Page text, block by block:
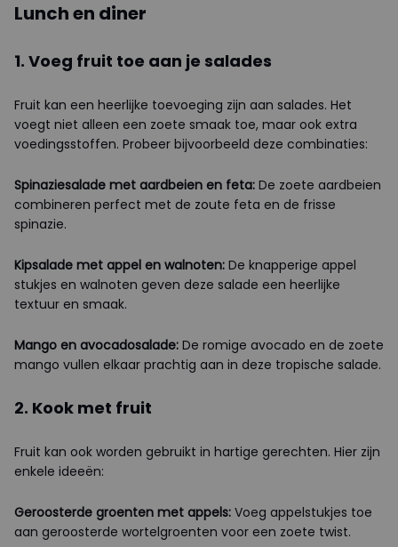
Lunch en diner
1. Voeg fruit toe aan je salades
Fruit kan een heerlijke toevoeging zijn aan salades. Het
voegt niet alleen een zoete smaak toe, maar ook extra
voedingsstoffen. Probeer bijvoorbeeld deze combinaties:
Spinaziesalade met aardbeien en feta: De zoete aardbeien
combineren perfect met de zoute feta en de frisse
spinazie.
Kipsalade met appel en walnoten: De knapperige appel
stukjes en walnoten geven deze salade een heerlijke
textuur en smaak.
Mango en avocadosalade: De romige avocado en de zoete
mango vullen elkaar prachtig aan in deze tropische salade.
2. Kook met fruit
Fruit kan ook worden gebruikt in hartige gerechten. Hier zijn
enkele ideeën:
Geroosterde groenten met appels: Voeg appelstukjes toe
aan geroosterde wortelgroenten voor een zoete twist.